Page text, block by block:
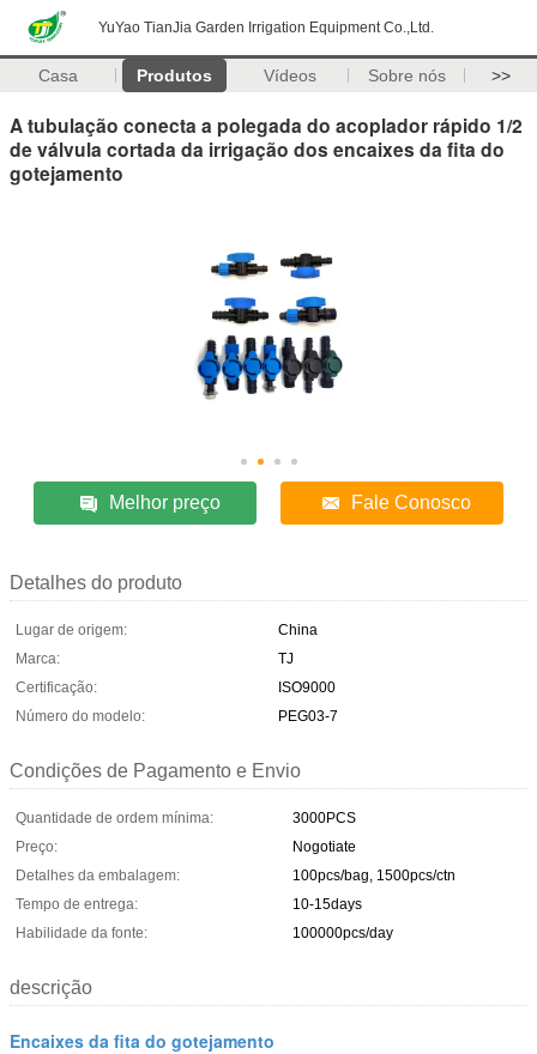
YuYao TianJia Garden Irrigation Equipment Co.,Ltd.
Casa Produtos Vídeos Sobre nós >>
A tubulação conecta a polegada do acoplador rápido 1/2
de válvula cortada da irrigação dos encaixes da fita do
gotejamento
Melhor preço Fale Conosco
Detalhes do produto
Lugar de origem:
China
Marca:
TJ
Certificação:
ISO9000
Número do modelo:
PEG03-7
Condições de Pagamento e Envio
Quantidade de ordem mínima:
3000PCS
Preço:
Nogotiate
Detalhes da embalagem:
100pcs/bag, 1500pcs/ctn
Tempo de entrega:
10-15days
Habilidade da fonte:
100000pcs/day
descrição
Encaixes da fita do gotejamento